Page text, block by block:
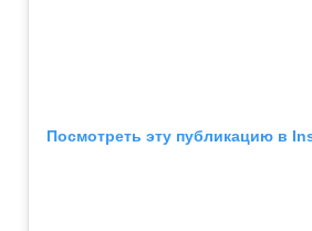
Посмотреть эту публикацию в